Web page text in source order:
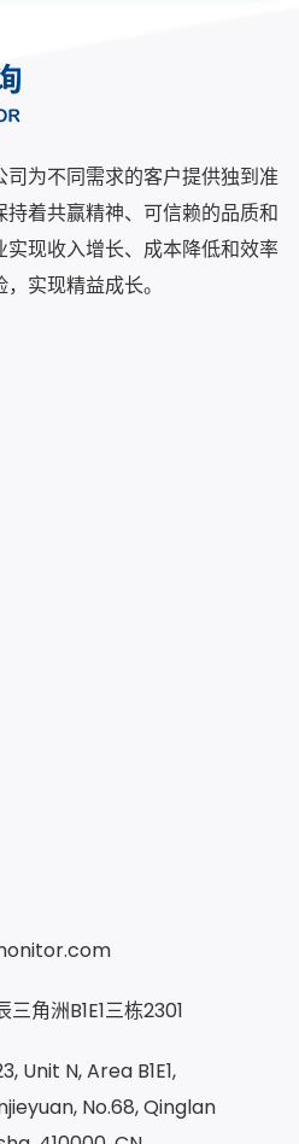
为不同需求的客户提供独到准
着共赢精神、可信赖的品质和
现收入增长、成本降低和效率
实现精益成长。
角洲B1E1三栋2301
Unit N, Area B1E1,
No.68, Qinglan